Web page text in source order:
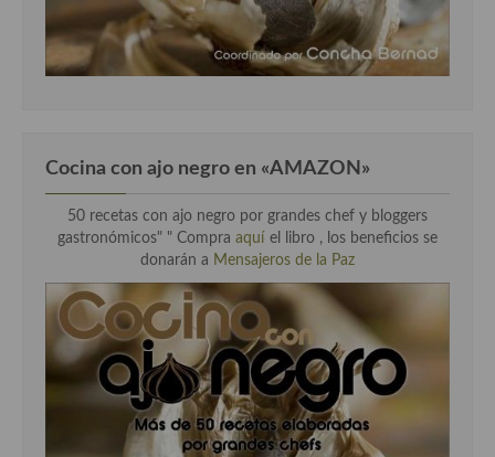
Cocina con ajo negro en «AMAZON»
50 recetas con ajo negro por grandes chef y bloggers
gastronómicos" " Compra aquí el libro , los beneficios se
donarán a Mensajeros de la Paz